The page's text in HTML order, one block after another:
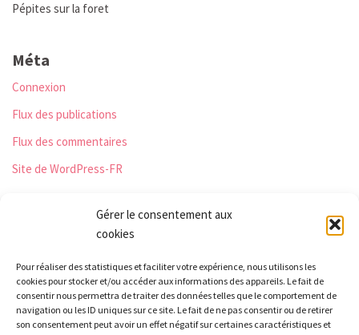
Gérer le consentement aux
cookies
Pour réaliser des statistiques et faciliter votre expérience, nous utilisons les
cookies pour stocker et/ou accéder aux informations des appareils. Le fait de
consentir nous permettra de traiter des données telles que le comportement de
navigation ou les ID uniques sur ce site. Le fait de ne pas consentir ou de retirer
son consentement peut avoir un effet négatif sur certaines caractéristiques et
Pépites sur la foret
Méta
Connexion
Flux des publications
Flux des commentaires
Site de WordPress-FR
Le Relais
21 rue Peurière
42440 Noirétable